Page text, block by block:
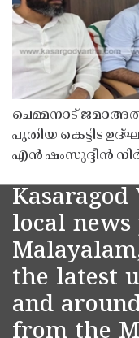
ചെമ്മനാട്
പുതിയ കെട്ടിട
എൻ ഷംസുദ്ദീൻ
local
the latest
and